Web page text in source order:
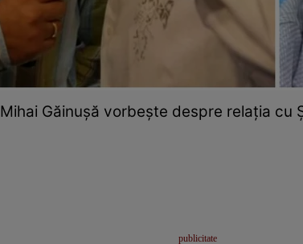
Mihai Găinușă vorbește despre relația cu